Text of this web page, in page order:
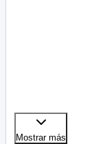
Mostrar más